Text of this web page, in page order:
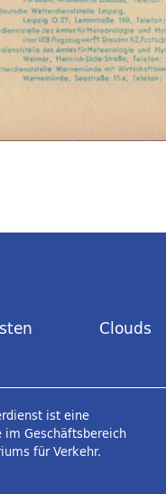
Clouds
ist eine
im Geschäftsbereich
für Verkehr.